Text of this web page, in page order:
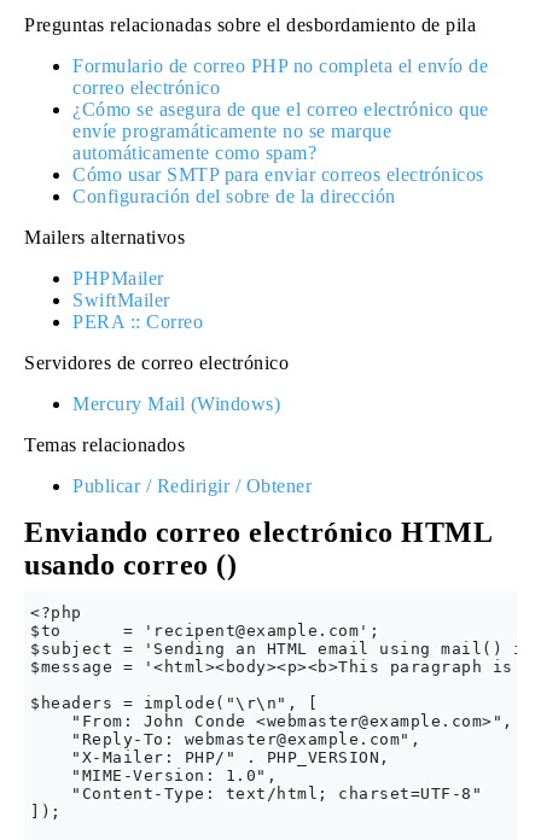
Preguntas relacionadas sobre el desbordamiento de pila
Formulario de correo PHP no completa el envío de
correo electrónico
¿Cómo se asegura de que el correo electrónico que
envíe programáticamente no se marque
automáticamente como spam?
Cómo usar SMTP para enviar correos electrónicos
Configuración del sobre de la dirección
Mailers alternativos
PHPMailer
SwiftMailer
PERA :: Correo
Servidores de correo electrónico
Mercury Mail (Windows)
Temas relacionados
Publicar / Redirigir / Obtener
Enviando correo electrónico HTML
usando correo ()
<?php
$to      = ' recipent@example.com ';
$subject = 'Sending an HTML email using mail() in
$message = '<html><body><p><b>This
$headers = implode("\r\n", [
    "From: John Conde <
webmaster@example.com>",
    "Reply-To:
webmaster@example.com",
    "X-Mailer: PHP/" . PHP_VERSION,
    "MIME-Version: 1.0",
    "Content-Type: text/html; charset=UTF-8"
]);